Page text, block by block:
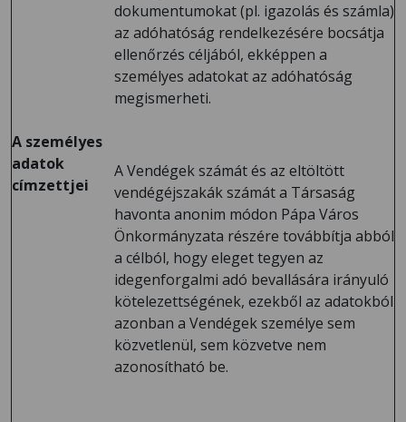
A személyes
adatok
címzettjei
dokumentumokat (pl. igazolás és számla)
az adóhatóság rendelkezésére bocsátja
ellenőrzés céljából, ekképpen a
személyes adatokat az adóhatóság
megismerheti.
A Vendégek számát és az eltöltött
vendégéjszakák számát a Társaság
havonta anonim módon Pápa Város
Önkormányzata részére továbbítja abból
a célból, hogy eleget tegyen az
idegenforgalmi adó bevallására irányuló
kötelezettségének, ezekből az adatokból
azonban a Vendégek személye sem
közvetlenül, sem közvetve nem
azonosítható be.